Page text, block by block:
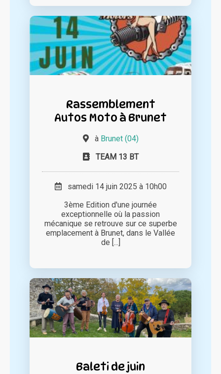
Rassemblement
Autos Moto à Brunet
à Brunet (04)
TEAM 13 BT
samedi 14 juin 2025 à 10h00
3ème Edition d'une journée
exceptionnelle où la passion
mécanique se retrouve sur ce superbe
emplacement à Brunet, dans le Vallée
de [...]
Baleti de juin